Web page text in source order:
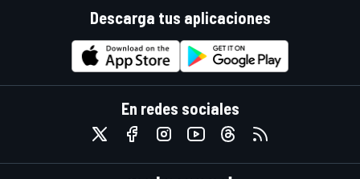
Descarga tus aplicaciones
En redes sociales